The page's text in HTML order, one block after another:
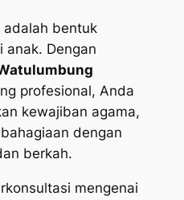
adalah bentuk
anak. Dengan
profesional, Anda
kewajiban agama,
dengan
berkah.
mengenai